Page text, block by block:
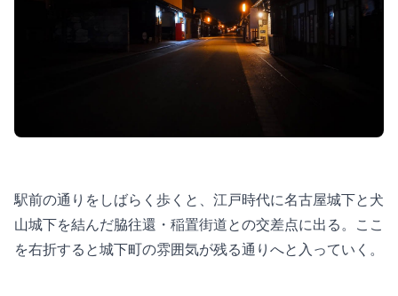
駅前の通りをしばらく歩くと、江戸時代に名古屋城下と犬
山城下を結んだ脇往還・稲置街道との交差点に出る。ここ
を右折すると城下町の雰囲気が残る通りへと入っていく。